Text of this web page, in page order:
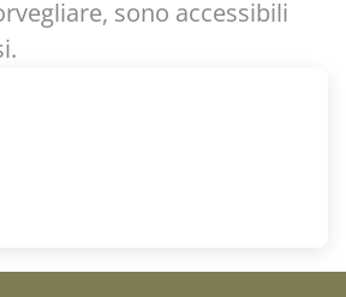
sono accessibili